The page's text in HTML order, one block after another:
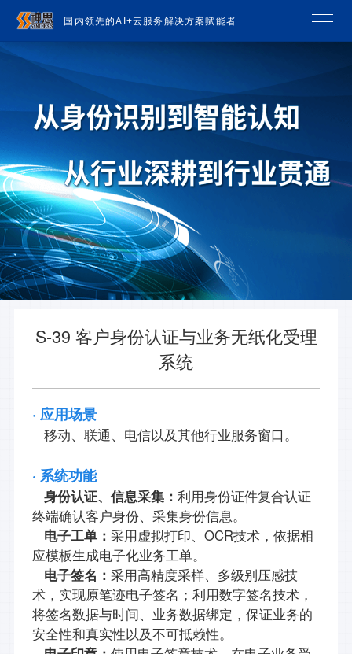
国内领先的AI+云服务解决方案赋能者
S-39 客户身份认证与业务无纸化受理
系统
· 应用场景
移动、联通、电信以及其他行业服务窗口。
· 系统功能
身份认证、信息采集： 利用身份证件复合认证
终端确认客户身份、采集身份信息。
电子工单： 采用虚拟打印、OCR技术，依据相
应模板生成电子化业务工单。
电子签名： 采用高精度采样、多级别压感技
术，实现原笔迹电子签名；利用数字签名技术，
将签名数据与时间、业务数据绑定，保证业务的
安全性和真实性以及不可抵赖性。